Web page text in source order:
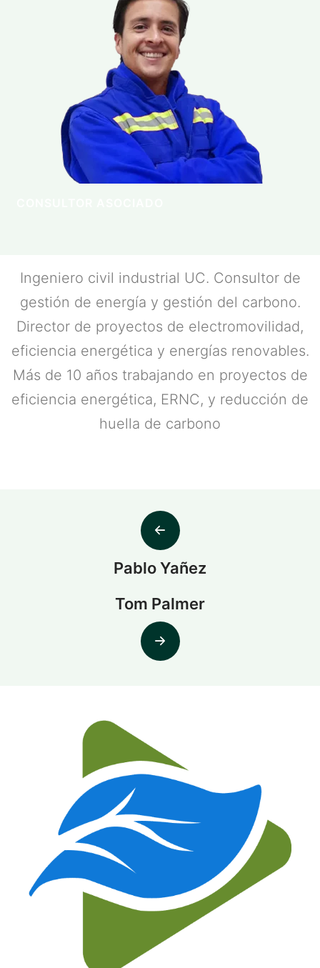
Ingeniero civil industrial UC. Consultor de
gestión de energía y gestión del carbono.
Director de proyectos de electromovilidad,
eficiencia energética y energías renovables.
Más de 10 años trabajando en proyectos de
eficiencia energética, ERNC, y reducción de
huella de carbono
Pablo Yañez
Tom Palmer